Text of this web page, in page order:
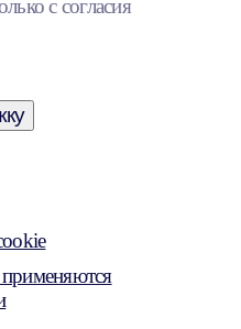
с согласия